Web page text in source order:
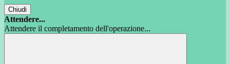
Chiudi
Attendere...
Attendere il completamento dell'operazione...